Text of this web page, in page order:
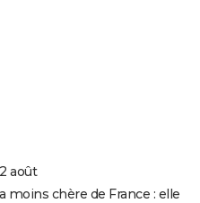
août
moins chère de France : elle